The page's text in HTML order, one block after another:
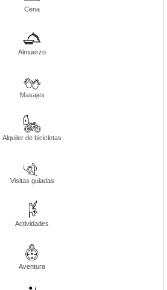
Cena
Almuerzo
Masajes
Alquiler de bicicletas
Visitas guiadas
Actividades
Aventura